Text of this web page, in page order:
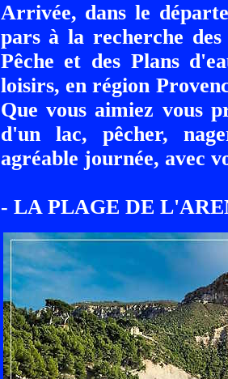
Arrivée, dans le
pars à la recherche
Pêche et des Plans
loisirs, en région
Que vous aimiez vous
d'un lac, pêcher,
agréable journée, avec
- LA PLAGE DE